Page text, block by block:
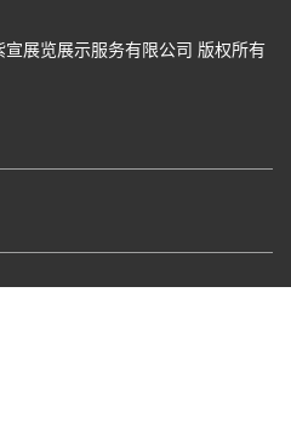
展览展示服务有限公司 版权所有